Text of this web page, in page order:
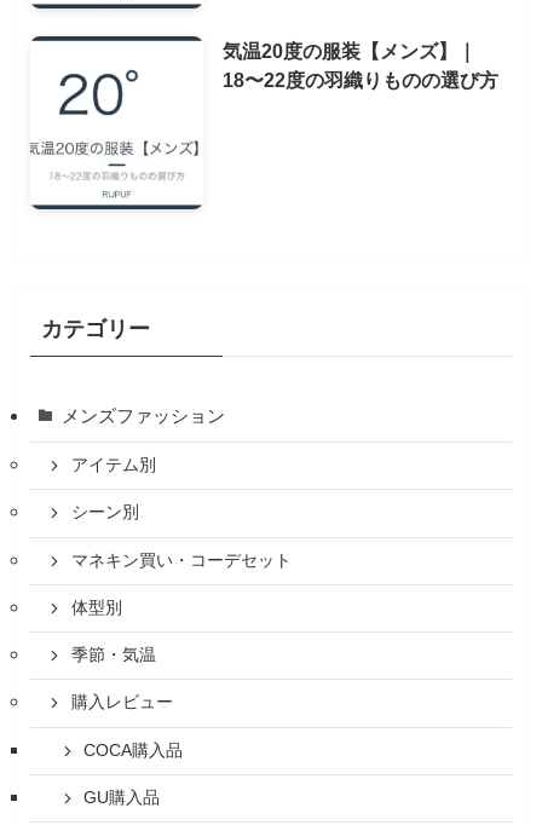
気温20度の服装【メンズ】｜
18〜22度の羽織りものの選び方
カテゴリー
メンズファッション
アイテム別
シーン別
マネキン買い・コーデセット
体型別
季節・気温
購入レビュー
COCA購入品
GU購入品